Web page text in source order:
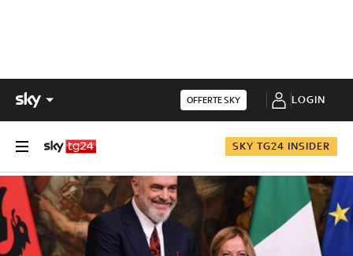
OFFERTE SKY LOGIN
SKY TG24 INSIDER